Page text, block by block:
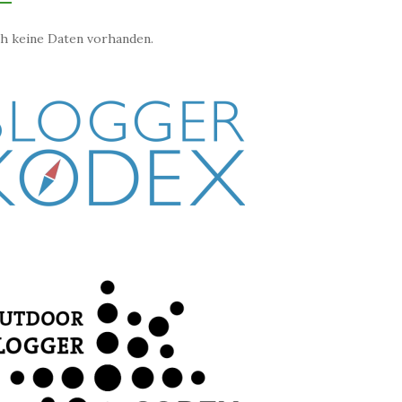
keine Daten vorhanden.